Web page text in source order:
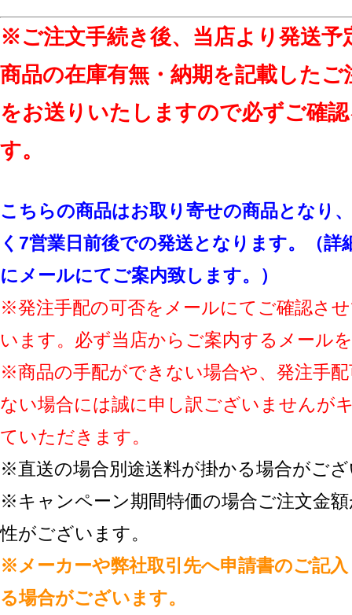
※ご注文手続き後、当店より発送予
商品の在庫有無・納期を記載したご
をお送りいたしますので必ずご確
す。
こちらの商品はお取り寄せの商品となり
く7営業日前後での発送となります。（詳
にメールにてご案内致します。）
※発注手配の可否をメールにてご確認さ
います。必ず当店からご案内するメール
※商品の手配ができない場合や、発注手
ない場合には誠に申し訳ございませんが
ていただきます。
※直送の場合別途送料が掛かる場合がご
※キャンペーン期間特価の場合ご注文金
性がございます。
※メーカーや弊社取引先へ申請書のご記
る場合がございます。